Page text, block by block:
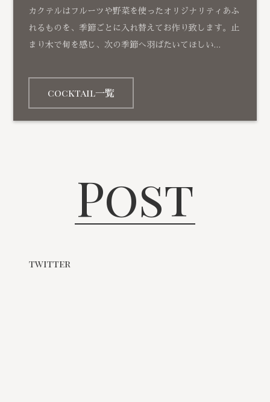
カクテルはフルーツや野菜を使ったオリジナリティあふ
れるものを、季節ごとに入れ替えてお作り致します。止
まり木で旬を感じ、次の季節へ羽ばたいてほしい…
cocktail一覧
Post
twitter